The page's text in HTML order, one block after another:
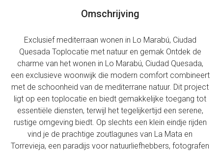
Omschrijving
Exclusief mediterraan wonen in Lo Marabú, Ciudad
Quesada Toplocatie met natuur en gemak Ontdek de
charme van het wonen in Lo Marabú, Ciudad Quesada,
een exclusieve woonwijk die modern comfort combineert
met de schoonheid van de mediterrane natuur. Dit project
ligt op een toplocatie en biedt gemakkelijke toegang tot
essentiële diensten, terwijl het tegelijkertijd een serene,
rustige omgeving biedt. Op slechts een klein eindje rijden
vind je de prachtige zoutlagunes van La Mata en
Torrevieja, een paradijs voor natuurliefhebbers, fotografen